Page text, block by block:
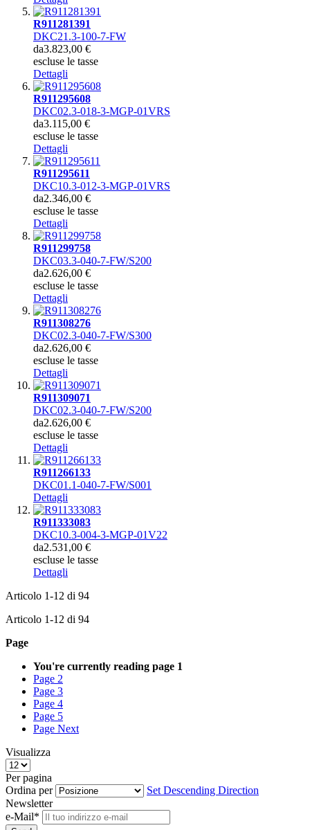
R911281391
DKC21.3-100-7-FW
da3.823,00 €
escluse le tasse
Dettagli
R911295608
DKC02.3-018-3-MGP-01VRS
da3.115,00 €
escluse le tasse
Dettagli
R911295611
DKC10.3-012-3-MGP-01VRS
da2.346,00 €
escluse le tasse
Dettagli
R911299758
DKC03.3-040-7-FW/S200
da2.626,00 €
escluse le tasse
Dettagli
R911308276
DKC02.3-040-7-FW/S300
da2.626,00 €
escluse le tasse
Dettagli
R911309071
DKC02.3-040-7-FW/S200
da2.626,00 €
escluse le tasse
Dettagli
R911266133
DKC01.1-040-7-FW/S001
Dettagli
R911333083
DKC10.3-004-3-MGP-01V22
da2.531,00 €
escluse le tasse
Dettagli
Articolo 1-12 di 94
Articolo 1-12 di 94
Page
You're currently reading page 1
Page 2
Page 3
Page 4
Page 5
Page Next
Visualizza
Per pagina
Ordina per
Set Descending Direction
Newsletter
e-Mail*